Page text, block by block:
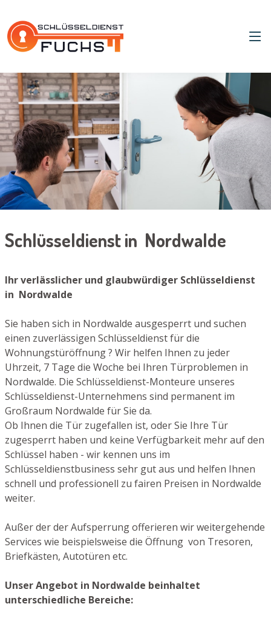
Schlüsseldienst in Nordwalde
Ihr verlässlicher und glaubwürdiger Schlüsseldienst
in Nordwalde
Sie haben sich in Nordwalde ausgesperrt und suchen
einen zuverlässigen Schlüsseldienst für die
Wohnungstüröffnung ? Wir helfen Ihnen zu jeder
Uhrzeit, 7 Tage die Woche bei Ihren Türproblemen in
Nordwalde. Die Schlüsseldienst-Monteure unseres
Schlüsseldienst-Unternehmens sind permanent im
Großraum Nordwalde für Sie da.
Ob Ihnen die Tür zugefallen ist, oder Sie Ihre Tür
zugesperrt haben und keine Verfügbarkeit mehr auf den
Schlüssel haben - wir kennen uns im
Schlüsseldienstbusiness sehr gut aus und helfen Ihnen
schnell und professionell zu fairen Preisen in Nordwalde
weiter.
Außer der der Aufsperrung offerieren wir weitergehende
Services wie beispielsweise die Öffnung von Tresoren,
Briefkästen, Autotüren etc.
Unser Angebot in Nordwalde beinhaltet
unterschiedliche Bereiche: